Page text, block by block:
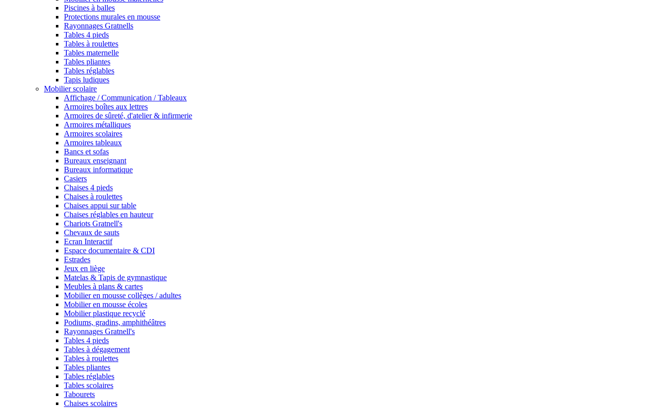
Piscines à balles
Protections murales en mousse
Rayonnages Gratnells
Tables 4 pieds
Tables à roulettes
Tables maternelle
Tables pliantes
Tables réglables
Tapis ludiques
Mobilier scolaire
Affichage / Communication / Tableaux
Armoires boîtes aux lettres
Armoires de sûreté, d'atelier & infirmerie
Armoires métalliques
Armoires scolaires
Armoires tableaux
Bancs et sofas
Bureaux enseignant
Bureaux informatique
Casiers
Chaises 4 pieds
Chaises à roulettes
Chaises appui sur table
Chaises réglables en hauteur
Chariots Gratnell's
Chevaux de sauts
Ecran Interactif
Espace documentaire & CDI
Estrades
Jeux en liège
Matelas & Tapis de gymnastique
Meubles à plans & cartes
Mobilier en mousse collèges / adultes
Mobilier en mousse écoles
Mobilier plastique recyclé
Podiums, gradins, amphithéâtres
Rayonnages Gratnell's
Tables 4 pieds
Tables à dégagement
Tables à roulettes
Tables pliantes
Tables réglables
Tables scolaires
Tabourets
Chaises scolaires